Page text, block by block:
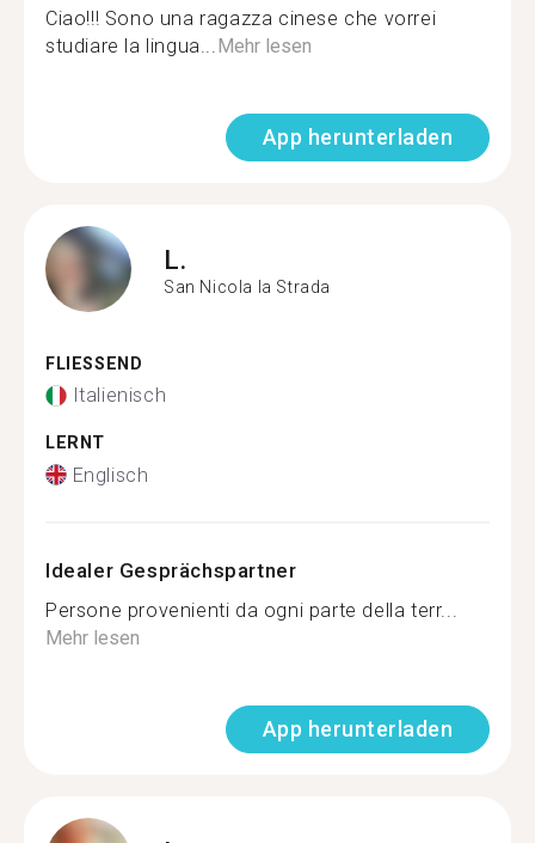
Ciao!!! Sono una ragazza cinese che vorrei
studiare la lingua... Mehr lesen
App herunterladen
L.
San Nicola la Strada
FLIESSEND
Italienisch
LERNT
Englisch
Idealer Gesprächspartner
Persone provenienti da ogni parte della terr...
Mehr lesen
App herunterladen